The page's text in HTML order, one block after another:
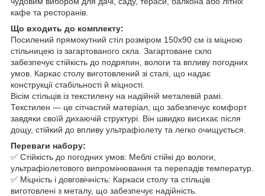
кафе та ресторанів.
Що входить до комплекту:
Посилений прямокутний стіл розміром 150x90 см із міцною
стільницею із загартованого скла. Загартоване скло
забезпечує стійкість до подряпин, вологи та впливу погодних
умов. Каркас столу виготовлений зі сталі, що надає
конструкції стабільності й міцності.
Вісім стільців із текстилену на надійній металевій рамі.
Текстилен — це сітчастий матеріал, що забезпечує комфорт
завдяки своїй дихаючій структурі. Він швидко висихає після
дощу, стійкий до впливу ультрафіолету та легко очищується.
Переваги набору:
✅ Стійкість до погодних умов: Меблі стійкі до вологи,
ультрафіолетового випромінювання та перепадів температур.
✅ Міцність і довговічність: Каркаси столу та стільців
виготовлені з металу, що забезпечує надійність.